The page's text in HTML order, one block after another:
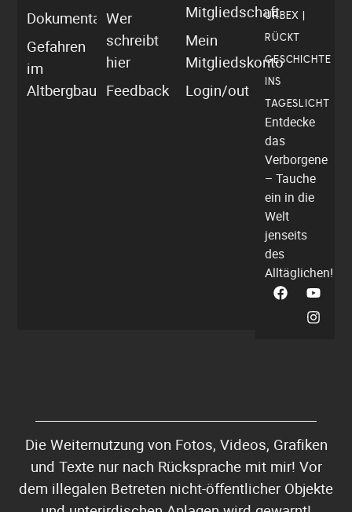
URBEX |
RÜCKT
GESCHICHTE
INS
TAGESLICHT
Entdecke
das
Verborgene
– Tauche
ein in die
Welt
jenseits
des
Alltäglichen!
Dokumentationen
Gefahren
im
Altbergbau
Wer
schreibt
hier
Feedback
Mitgliedschaft
Mein
Mitgliedskonto
Login/out
Die Weiternutzung von Fotos, Videos, Grafiken
und Texte nur nach Rücksprache mit mir! Vor
dem illegalen Betreten nicht-öffentlicher Objekte